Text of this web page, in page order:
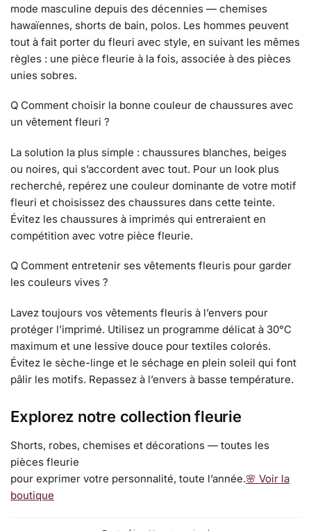
mode masculine depuis des décennies — chemises
hawaïennes, shorts de bain, polos. Les hommes peuvent
tout à fait porter du fleuri avec style, en suivant les mêmes
règles : une pièce fleurie à la fois, associée à des pièces
unies sobres.
Q Comment choisir la bonne couleur de chaussures avec
un vêtement fleuri ?
La solution la plus simple : chaussures blanches, beiges
ou noires, qui s’accordent avec tout. Pour un look plus
recherché, repérez une couleur dominante de votre motif
fleuri et choisissez des chaussures dans cette teinte.
Évitez les chaussures à imprimés qui entreraient en
compétition avec votre pièce fleurie.
Q Comment entretenir ses vêtements fleuris pour garder
les couleurs vives ?
Lavez toujours vos vêtements fleuris à l’envers pour
protéger l’imprimé. Utilisez un programme délicat à 30°C
maximum et une lessive douce pour textiles colorés.
Évitez le sèche-linge et le séchage en plein soleil qui font
pâlir les motifs. Repassez à l’envers à basse température.
Explorez notre collection fleurie
Shorts, robes, chemises et décorations — toutes les
pièces fleurie
pour exprimer votre personnalité, toute l’année.🌸 Voir la
boutique